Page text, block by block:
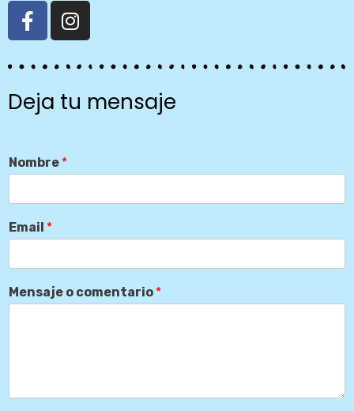
Deja tu mensaje
Nombre *
Email *
Mensaje o comentario *